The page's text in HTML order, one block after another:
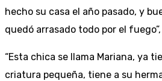
hecho su casa el año pasado, y
quedó arrasado todo por el
“Esta chica se llama Mariana, ya
criatura pequeña, tiene a su